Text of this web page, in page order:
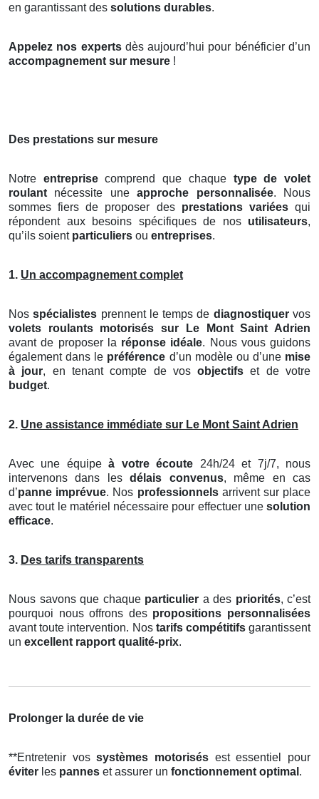
en garantissant des solutions durables.
Appelez nos expertsdès aujourd’hui pour bénéficier d’un
accompagnement sur mesure !
Des prestations sur mesure
Notre entreprisecomprend que chaque type de volet
roulant nécessite uneapproche personnalisée. Nous
sommes fiers de proposer des prestations variéesqui
répondent aux besoins spécifiques de nos utilisateurs,
qu’ils soient particuliers ou entreprises.
1. Un accompagnement complet
Nosspécialistes prennent le temps de diagnostiquervos
volets roulants motorisés sur Le Mont Saint Adrien
avant de proposer la réponse idéale. Nous vous guidons
également dans le préférence d’un modèle ou d’une mise
à jour, en tenant compte de vosobjectifs et de votre
budget.
2. Une assistance immédiate sur Le Mont Saint Adrien
Avec une équipeà votre écoute 24h/24 et 7j/7, nous
intervenons dans lesdélais convenus, même en cas
d’panne imprévue. Nos professionnelsarrivent sur place
avec tout le matériel nécessaire pour effectuer une solution
efficace.
3. Des tarifs transparents
Nous savons que chaque particulier a des priorités, c’est
pourquoi nous offrons des propositions personnalisées
avant toute intervention. Nos tarifs compétitifsgarantissent
un excellent rapport qualité-prix.
Prolonger la durée de vie
**Entretenir vossystèmes motorisés est essentiel pour
éviter les pannes et assurer un fonctionnement optimal .